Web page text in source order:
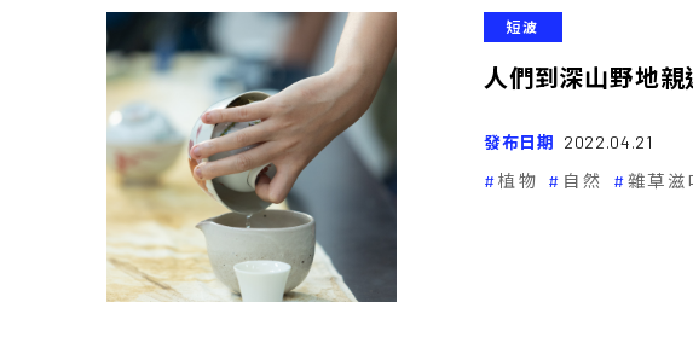
短波
人們到深山野地
發布日期 2022.04.21
植物
自然 雜草滋